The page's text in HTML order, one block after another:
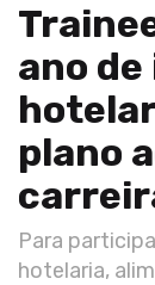
ano
plano
Para
hotelaria,